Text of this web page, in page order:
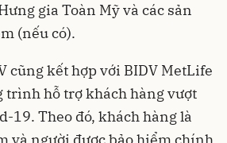
gia Toàn Mỹ và các sản
(nếu có).
cũng kết hợp với BIDV MetLife
hỗ trợ khách hàng vượt
19. Theo đó, khách hàng là